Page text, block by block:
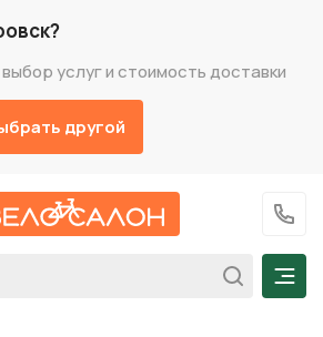
услуг и стоимость доставки
другой
На главную
+7